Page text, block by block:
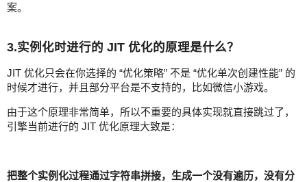
案。
3.实例化时进行的 JIT 优化的原理是什么？
JIT 优化只会在你选择的 “优化策略” 不是 “优化单次创建性能” 的
时候才进行，并且部分平台是不支持的，比如微信小游戏。
由于这个原理非常简单，所以不重要的具体实现就直接跳过了，
引擎当前进行的 JIT 优化原理大致是：
把整个实例化过程通过字符串拼接，生成一个没有遍历，没有分